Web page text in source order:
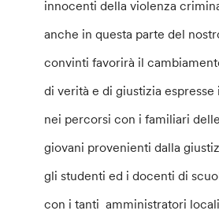
innocenti della violenza
anche in questa parte del
convinti favorirà il
di verità e di giustizia espresse
nei percorsi con i familiari
giovani provenienti dalla
gli studenti ed i docenti di
con i tanti amministratori